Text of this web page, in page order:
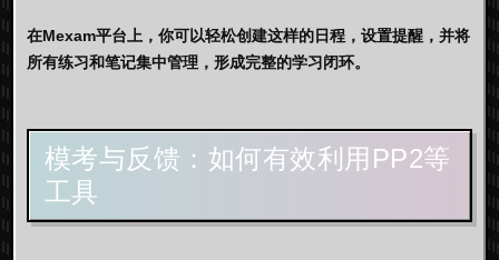
在Mexam平台上，你可以轻松创建这样的日程，设置提醒，并将
所有练习和笔记集中管理，形成完整的学习闭环。
模考与反馈：如何有效利用PP2等
工具